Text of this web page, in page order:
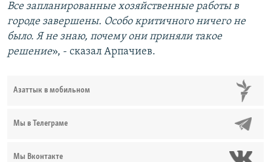
Все запланированные хозяйственные работы в
городе завершены. Особо критичного ничего не
было. Я не знаю, почему они приняли такое
решение», - сказал Арпачиев.
Азаттык в мобильном
Мы в Телеграме
Мы Вконтакте